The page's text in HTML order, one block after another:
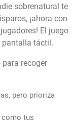
sobrenatural te
¡ahora con
El juego
pantalla táctil.
recoger
pero prioriza
como tus